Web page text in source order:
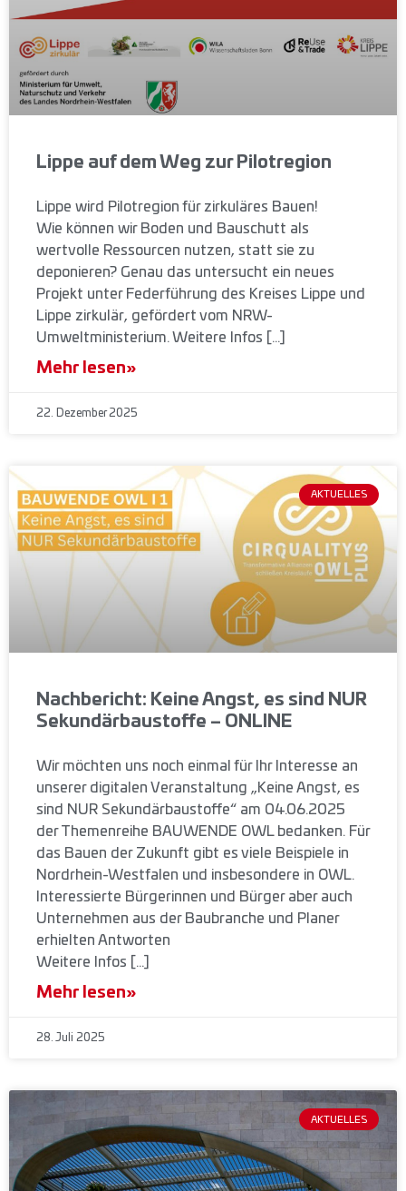
Lippe auf dem Weg zur Pilotregion
Lippe wird Pilotregion für zirkuläres Bauen!
Wie können wir Boden und Bauschutt als
wertvolle Ressourcen nutzen, statt sie zu
deponieren? Genau das untersucht ein neues
Projekt unter Federführung des Kreises Lippe und
Lippe zirkulär, gefördert vom NRW-
Umweltministerium. Weitere Infos […]
Mehr lesen»
22. Dezember 2025
AKTUELLES
Nachbericht: Keine Angst, es sind NUR
Sekundärbaustoffe – ONLINE
Wir möchten uns noch einmal für Ihr Interesse an
unserer digitalen Veranstaltung „Keine Angst, es
sind NUR Sekundärbaustoffe“ am 04.06.2025
der Themenreihe BAUWENDE OWL bedanken. Für
das Bauen der Zukunft gibt es viele Beispiele in
Nordrhein-Westfalen und insbesondere in OWL.
Interessierte Bürgerinnen und Bürger aber auch
Unternehmen aus der Baubranche und Planer
erhielten Antworten
Weitere Infos […]
Mehr lesen»
28. Juli 2025
AKTUELLES